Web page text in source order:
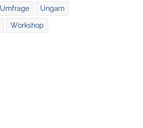
Umfrage Ungarn
Workshop